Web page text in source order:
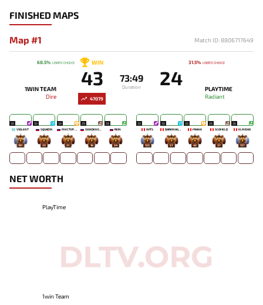
FINISHED MAPS
Map #1 Match ID: 8806717649
68.5% USERS' CHOICE
47079
1WIN TEAM
Dire
WIN
43 73:49
Duration 24
PLAYTIME
Radiant
31.5% USERS' CHOICE
30
V1OLENT
181
30
SQUAD1X
33
30
31
29
16
28
REIN
24
30
WITS
122
30
DARKMAGO♡
57
30
FRANK
42
26
SCOFIELD
37
26
ELMISHO
137
NET WORTH
PlayTime
1win Team